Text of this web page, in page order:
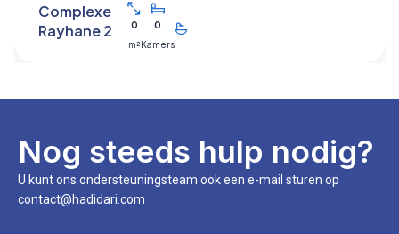
Complexe
Rayhane 2
0
m²
0
Kamers
Nog steeds hulp nodig?
U kunt ons ondersteuningsteam ook een e-mail sturen op
contact@hadidari.com